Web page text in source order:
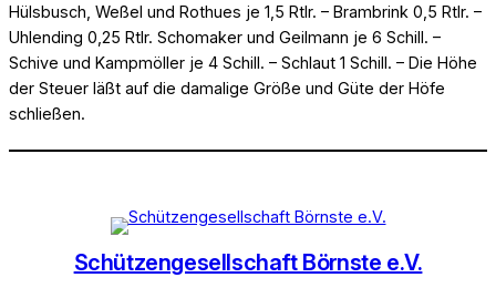
Hülsbusch, Weßel und Rothues je 1,5 Rtlr. – Brambrink 0,5 Rtlr. –
Uhlending 0,25 Rtlr. Schomaker und Geilmann je 6 Schill. –
Schive und Kampmöller je 4 Schill. – Schlaut 1 Schill. – Die Höhe
der Steuer läßt auf die damalige Größe und Güte der Höfe
schließen.
Schützengesellschaft Börnste e.V.